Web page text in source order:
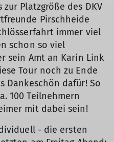
Platzgröße des DKV
Pirschheide
immer viel
schon so viel
sein Amt an Karin Link
Tour noch zu Ende
Dankeschön dafür! So
100 Teilnehmern
mit dabei sein!
- die ersten